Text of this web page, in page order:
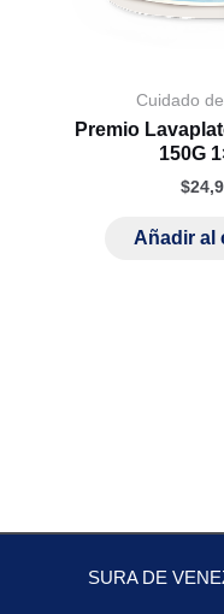
Cuidado
Premio
150G
$
Añadir al
SURA DE